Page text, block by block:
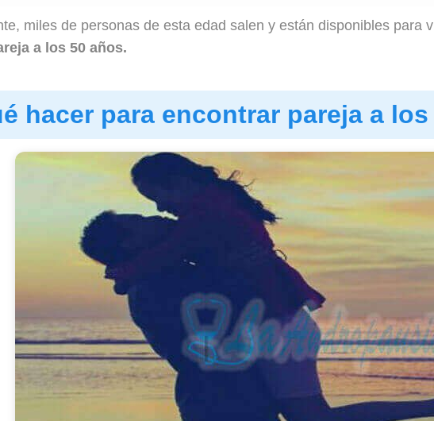
miles de personas de esta edad salen y están disponibles para
a los 50 años.
hacer para encontrar pareja a los